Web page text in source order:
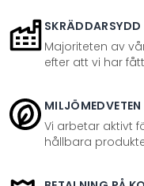
Majoriteten av
efter att vi har
MILJÖMEDVETEN
Vi arbetar aktivt
hållbara